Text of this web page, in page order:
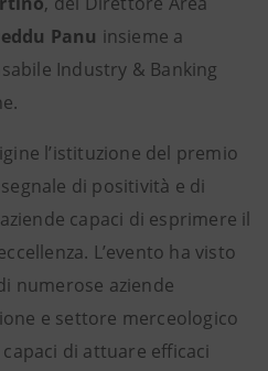
Panu insieme a
Industry & Banking
l’istituzione del premio
di positività e di
capaci di esprimere il
L’evento ha visto
numerose aziende
e settore merceologico
di attuare efficaci